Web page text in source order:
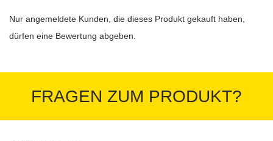
Nur angemeldete Kunden, die dieses Produkt gekauft haben,
dürfen eine Bewertung abgeben.
FRAGEN ZUM PRODUKT?